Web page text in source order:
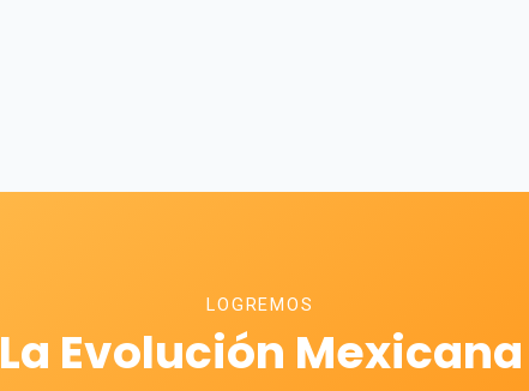
LOGREMOS
La Evolución Mexicana